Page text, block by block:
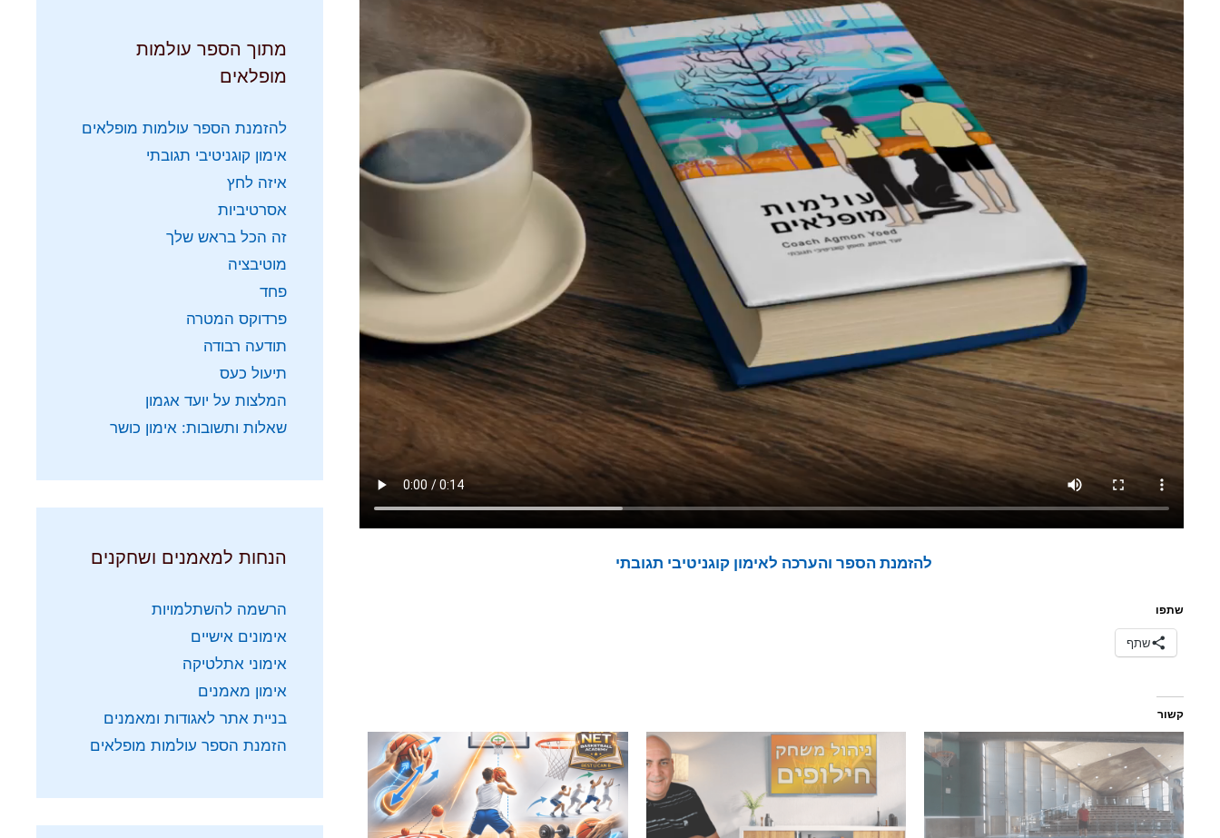
להזמנת הספר והערכה לאימון קוגניטיבי תגובתי
שתפו
שתף
קשור
מתוך הספר עולמות
מופלאים
להזמנת הספר עולמות מופלאים
אימון קוגניטיבי תגובתי
איזה לחץ
אסרטיביות
זה הכל בראש שלך
מוטיבציה
פחד
פרדוקס המטרה
תודעה רבודה
תיעול כעס
המלצות על יועד אגמון
שאלות ותשובות: אימון כושר
הנחות למאמנים ושחקנים
הרשמה להשתלמויות
אימונים אישיים
אימוני אתלטיקה
אימון מאמנים
בניית אתר לאגודות ומאמנים
הזמנת הספר עולמות מופלאים